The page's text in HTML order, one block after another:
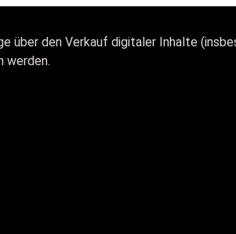
über den Verkauf digitaler Inhalte
werden.